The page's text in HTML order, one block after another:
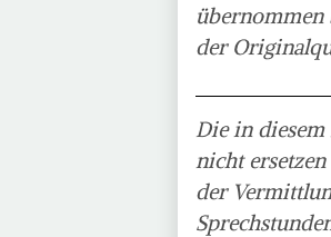
übernommen
der
Die in
nicht
der